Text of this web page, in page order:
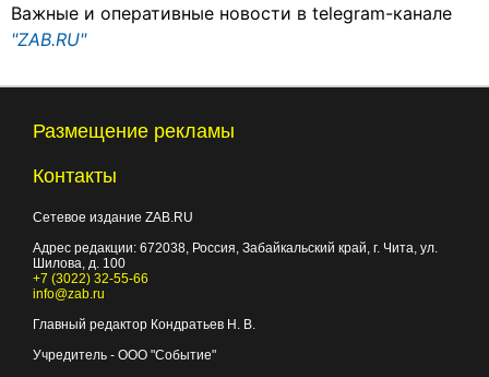
Важные и оперативные новости в telegram-канале
"ZAB.RU"
Размещение рекламы
Контакты
Сетевое издание ZAB.RU
Адрес редакции: 672038, Россия, Забайкальский край, г. Чита, ул.
Шилова, д. 100
+7 (3022) 32-55-66
info@zab.ru
Главный редактор Кондратьев Н. В.
Учредитель - ООО "Событие"